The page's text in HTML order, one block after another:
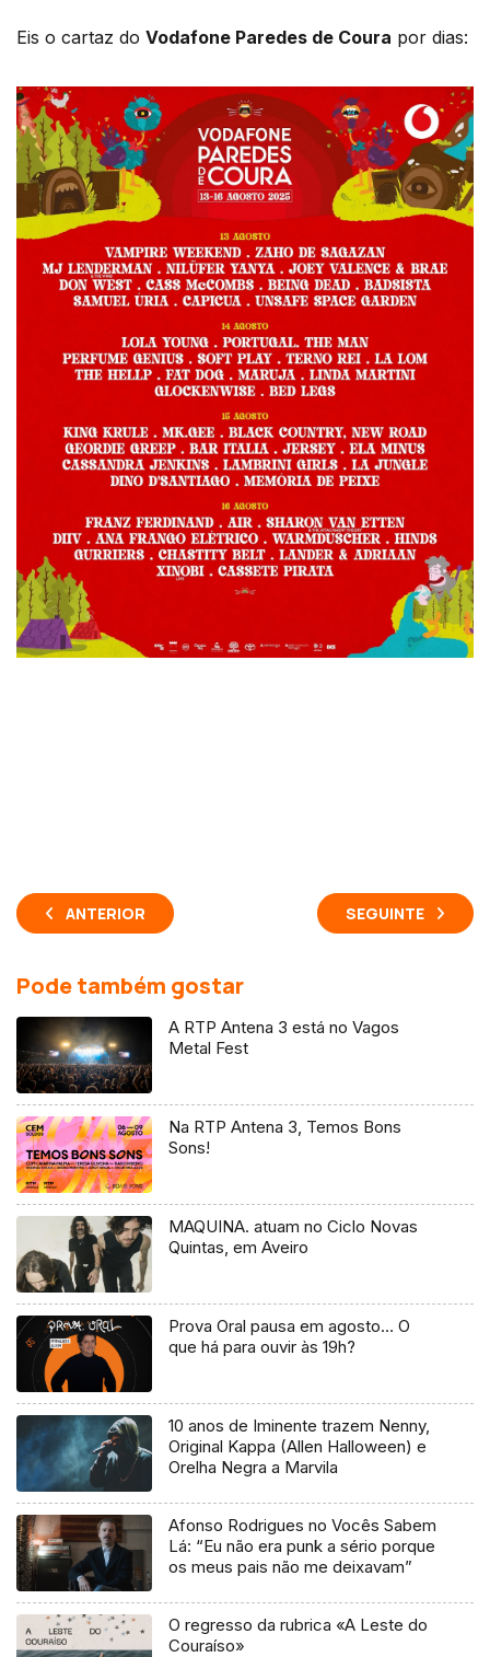
Eis o cartaz do Vodafone Paredes de Coura por dias:
ANTERIOR SEGUINTE
Pode também gostar
A RTP Antena 3 está no Vagos
Metal Fest
Na RTP Antena 3, Temos Bons
Sons!
MAQUINA. atuam no Ciclo Novas
Quintas, em Aveiro
Prova Oral pausa em agosto… O
que há para ouvir às 19h?
10 anos de Iminente trazem Nenny,
Original Kappa (Allen Halloween) e
Orelha Negra a Marvila
Afonso Rodrigues no Vocês Sabem
Lá: “Eu não era punk a sério porque
os meus pais não me deixavam”
O regresso da rubrica «A Leste do
Couraíso»